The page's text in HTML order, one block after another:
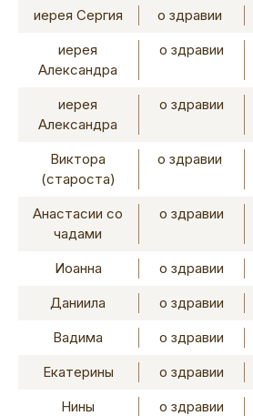
иерея Сергия о здравии
иерея
Александра
о здравии
иерея
Александра
о здравии
Виктора
(староста)
о здравии
Анастасии со
чадами
о здравии
Иоанна о здравии
Даниила
о здравии
Вадима
о здравии
Екатерины
о здравии
Нины
о здравии